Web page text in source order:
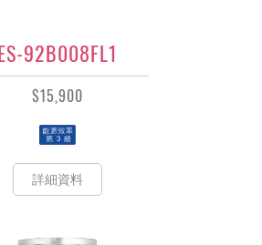
92B008FL1
$15,900
詳細資料